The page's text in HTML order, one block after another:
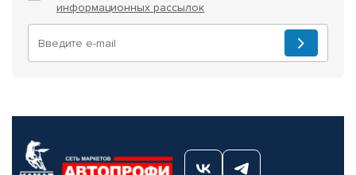
информационных рассылок